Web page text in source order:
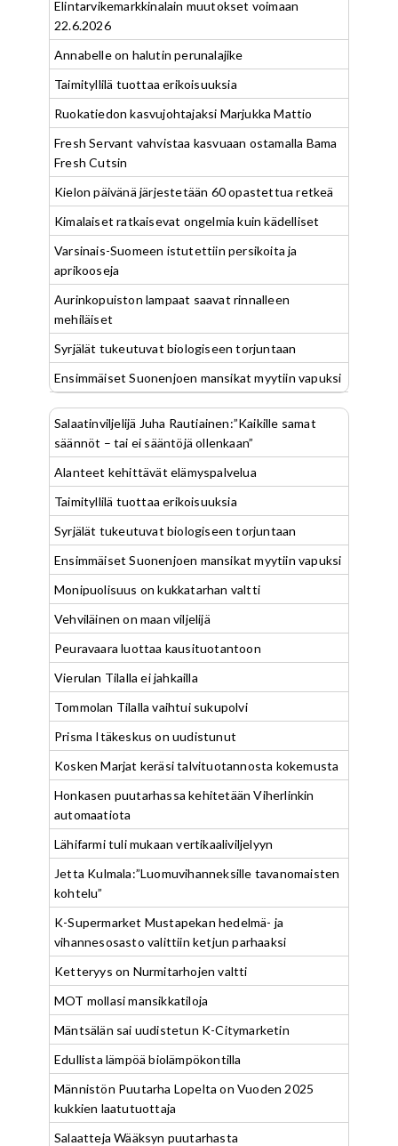
Elintarvikemarkkinalain muutokset voimaan
22.6.2026
Annabelle on halutin perunalajike
Taimityllilä tuottaa erikoisuuksia
Ruokatiedon kasvujohtajaksi Marjukka Mattio
Fresh Servant vahvistaa kasvuaan ostamalla Bama
Fresh Cutsin
Kielon päivänä järjestetään 60 opastettua retkeä
Kimalaiset ratkaisevat ongelmia kuin kädelliset
Varsinais-Suomeen istutettiin persikoita ja
aprikooseja
Aurinkopuiston lampaat saavat rinnalleen
mehiläiset
Syrjälät tukeutuvat biologiseen torjuntaan
Ensimmäiset Suonenjoen mansikat myytiin vapuksi
Salaatinviljelijä Juha Rautiainen:”Kaikille samat
säännöt – tai ei sääntöjä ollenkaan”
Alanteet kehittävät elämyspalvelua
Taimityllilä tuottaa erikoisuuksia
Syrjälät tukeutuvat biologiseen torjuntaan
Ensimmäiset Suonenjoen mansikat myytiin vapuksi
Monipuolisuus on kukkatarhan valtti
Vehviläinen on maan viljelijä
Peuravaara luottaa kausituotantoon
Vierulan Tilalla ei jahkailla
Tommolan Tilalla vaihtui sukupolvi
Prisma Itäkeskus on uudistunut
Kosken Marjat keräsi talvituotannosta kokemusta
Honkasen puutarhassa kehitetään Viherlinkin
automaatiota
Lähifarmi tuli mukaan vertikaaliviljelyyn
Jetta Kulmala:”Luomuvihanneksille tavanomaisten
kohtelu”
K-Supermarket Mustapekan hedelmä- ja
vihannesosasto valittiin ketjun parhaaksi
Ketteryys on Nurmitarhojen valtti
MOT mollasi mansikkatiloja
Mäntsälän sai uudistetun K-Citymarketin
Edullista lämpöä biolämpökontilla
Männistön Puutarha Lopelta on Vuoden 2025
kukkien laatutuottaja
Salaatteja Wääksyn puutarhasta